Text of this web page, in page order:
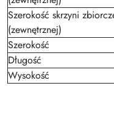
Szerokość skrzyni
(zewnętrznej)
Szerokość
Długość
Wysokość